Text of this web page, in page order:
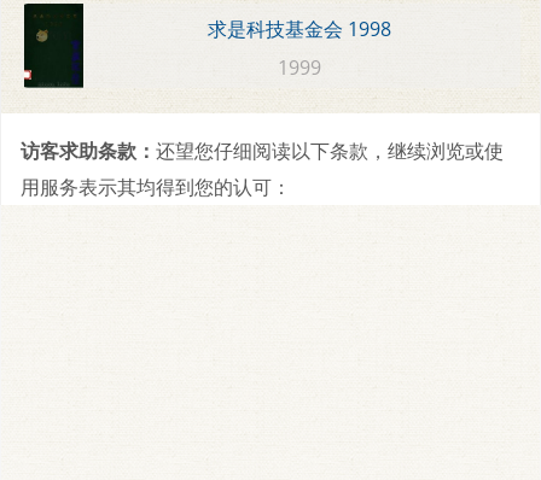
求是科技基金会 1998
1999
访客求助条款： 还望您仔细阅读以下条款，继续浏览或使
用服务表示其均得到您的认可：